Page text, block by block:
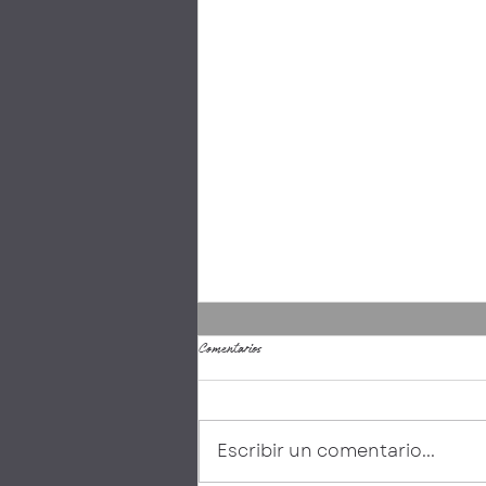
Comentarios
Escribir un comentario...